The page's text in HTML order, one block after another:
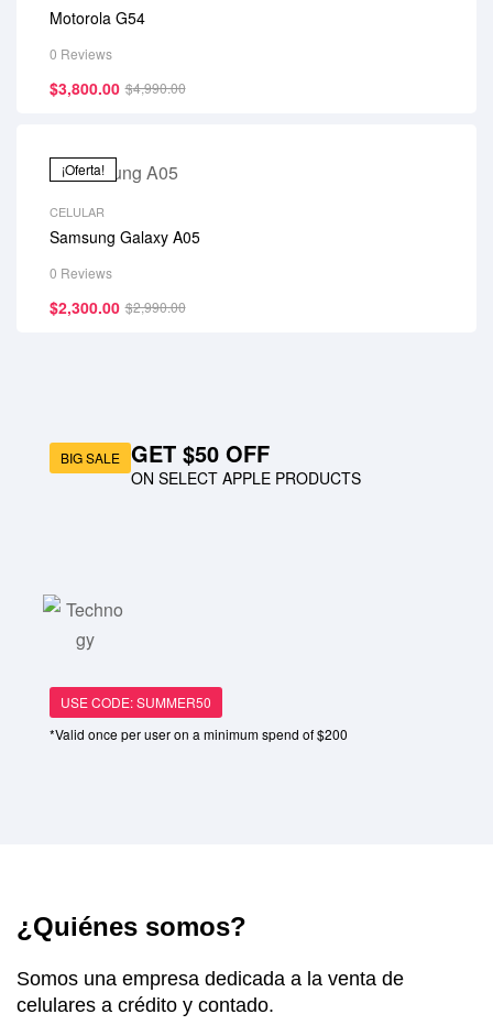
Motorola G54
0 Reviews
$4,990.00
$3,800.00
¡Oferta!
CELULAR
Samsung Galaxy A05
0 Reviews
$2,990.00
$2,300.00
BIG SALE GET $50 OFF
ON SELECT APPLE PRODUCTS
USE CODE: SUMMER50
*Valid once per user on a minimum spend of $200
¿Quiénes somos?
Somos una empresa dedicada a la venta de
celulares a crédito y contado.